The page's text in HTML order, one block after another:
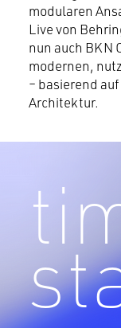
modularen
Live von
nun auch BKN
modernen,
– basierend
Architektur.